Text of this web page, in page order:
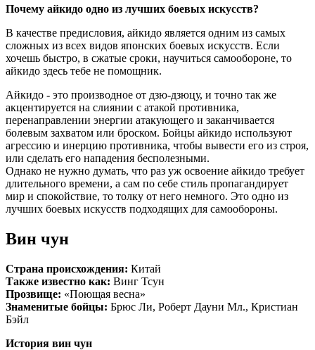
Почему айкидо одно из лучших боевых искусств?
В качестве предисловия, айкидо является одним из самых
сложных из всех видов японских боевых искусств. Если
хочешь быстро, в сжатые сроки, научиться самообороне, то
айкидо здесь тебе не помощник.
Айкидо - это производное от дзю-дзюцу, и точно так же
акцентируется на слиянии с атакой противника,
перенаправлении энергии атакующего и заканчивается
болевым захватом или броском. Бойцы айкидо используют
агрессию и инерцию противника, чтобы вывести его из строя,
или сделать его нападения бесполезными.
Однако не нужно думать, что раз уж освоение айкидо требует
длительного времени, а сам по себе стиль пропагандирует
мир и спокойствие, то толку от него немного. Это одно из
лучших боевых искусств подходящих для самообороны.
Вин чун
Страна происхождения: Китай
Также известно как: Винг Тсун
Прозвище: «Поющая весна»
Знаменитые бойцы: Брюс Ли, Роберт Дауни Мл., Кристиан
Бэйл
История вин чун